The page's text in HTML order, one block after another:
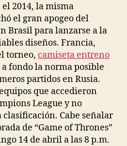
2014, la misma
el gran apogeo del
Brasil para lanzarse a la
diseños. Francia,
torneo, camiseta entreno
fondo la norma posible
partidos en Rusia.
que accedieron
League y no
Cabe señalar
de “Game of Thrones”
14 de abril a las 8 p.m.